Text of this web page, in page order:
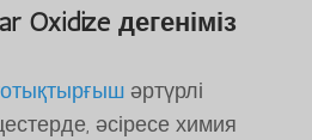
Oxidize дегеніміз
әртүрлі
әсіресе химия